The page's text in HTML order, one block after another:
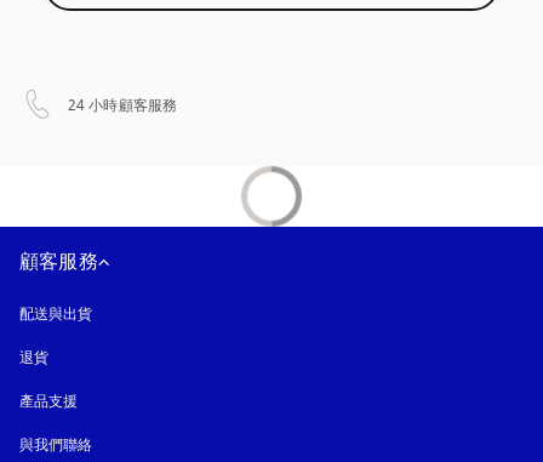
24 小時顧客服務
顧客服務
配送與出貨
退貨
產品支援
與我們聯絡